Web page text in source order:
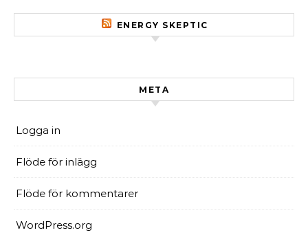
ENERGY SKEPTIC
META
Logga in
Flöde för inlägg
Flöde för kommentarer
WordPress.org